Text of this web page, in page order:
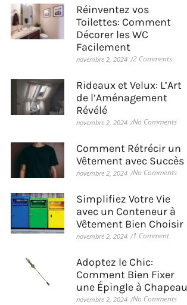
Réinventez vos
Toilettes: Comment
Décorer les WC
Facilement
novembre 2, 2024 /2 Comments
Rideaux et Velux: L’Art
de l’Aménagement
Révélé
novembre 2, 2024 /No Comments
Comment Rétrécir un
Vêtement avec Succès
novembre 2, 2024 /No Comments
Simplifiez Votre Vie
avec un Conteneur à
Vêtement Bien Choisir
novembre 2, 2024 /1 Comment
Adoptez le Chic:
Comment Bien Fixer
une Épingle à Chapeau
novembre 2, 2024 /No Comments